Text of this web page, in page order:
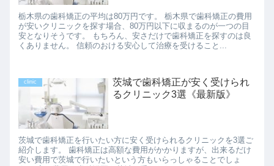
栃木県の歯科矯正の平均は80万円です。 栃木県で歯科矯正の費用
が安いクリニックを探す場合、80万円以下に収まるのが一つの目
安となりそうです。 もちろん、安さだけで歯科矯正を探すのは良
くありません。 信頼のおける安心して治療を受けること...
clinic
茨城で歯科矯正が安く受けられ
るクリニック3選《最新版》
茨城で歯科矯正を行いたい方に安く受けられるクリニックを3選ご
紹介します。 歯科矯正は高額な費用がかかりますが、出来るだけ
安い費用で茨城で行いたいという方もいらっしゃることでしょ